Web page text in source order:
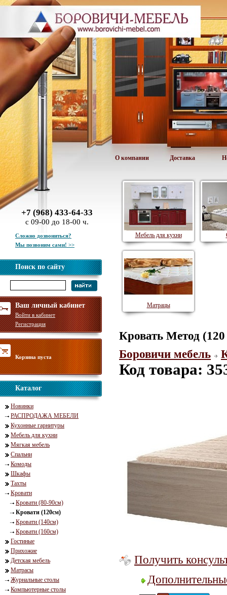
О компании Доставка
+7 (968) 433-64-33
с 09-00 до 18-00 ч.
Сложно дозвониться?
Мы позвоним сами! >>
Поиск по сайту
Ваш личный кабинет
Войти в кабинет
Регистрация
Корзина пуста
Каталог
Новинки
РАСПРОДАЖА МЕБЕЛИ
Кухонные гарнитуры
Мебель для кухни
Мягкая мебель
Спальни
Комоды
Шкафы
Тахты
Кровати
Кровати (80-90см)
Кровати (120см)
Кровати (140см)
Кровати (160см)
Гостиные
Прихожие
Детская мебель
Матрасы
Журнальные столы
Компьютерные столы
Мебель для кухни
Матрацы
Кровать Метод
Боровичи мебель
Код товара:
Получить